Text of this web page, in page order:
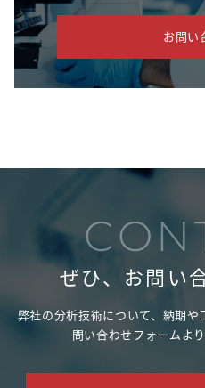
お問い
ぜひ、お問い
弊社の分析技術について、納期
問い合わせフォームよ